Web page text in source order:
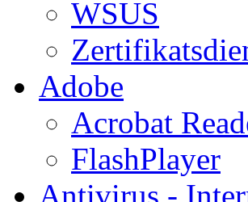
WSUS
Adobe
Acrobat
FlashPlayer